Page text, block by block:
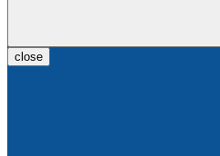
close